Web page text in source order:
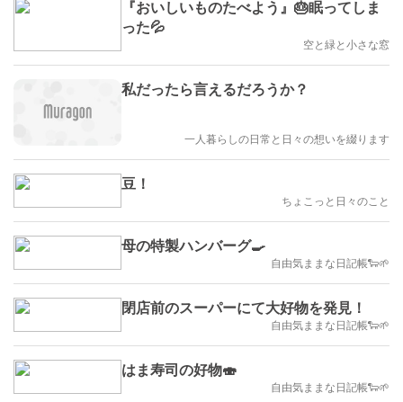
『おいしいものたべよう』🎂眠ってしま
った💦
空と緑と小さな窓
私だったら言えるだろうか？
一人暮らしの日常と日々の想いを綴ります
豆！
ちょこっと日々のこと
母の特製ハンバーグ🍳
自由気ままな日記帳🐑🌱
閉店前のスーパーにて大好物を発見！
自由気ままな日記帳🐑🌱
はま寿司の好物🍣
自由気ままな日記帳🐑🌱